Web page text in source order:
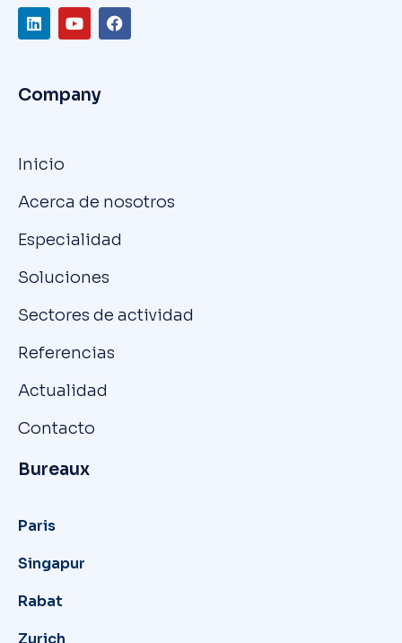
Company
Inicio
Acerca de nosotros
Especialidad
Soluciones
Sectores de actividad
Referencias
Actualidad
Contacto
Bureaux
Paris
Singapur
Rabat
Zurich